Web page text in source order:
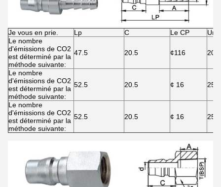
Je vous en prie. Lp C Le CP
Une
Le nombre
d'émissions de CO2
est déterminé par la
méthode suivante:
47.5 20.5 ¢116 20
Le nombre
d'émissions de CO2
est déterminé par la
méthode suivante:
52.5 20.5 ¢ 16 25
Le nombre
d'émissions de CO2
est déterminé par la
méthode suivante:
52.5 20.5 ¢ 16 25